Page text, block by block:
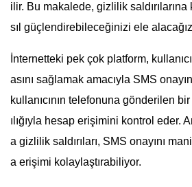
ilir. Bu makalede, gizlilik saldırılarına
sıl güçlendirebileceğinizi ele
İnternetteki pek çok platform,
asını sağlamak amacıyla SMS
kullanıcının telefonuna gönderilen
ılığıyla hesap erişimini kontrol eder.
a gizlilik saldırıları, SMS onayını
a erişimi kolaylaştırabiliyor.